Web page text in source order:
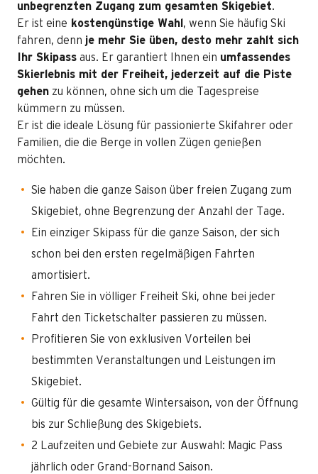
unbegrenzten Zugang zum gesamten Skigebiet.
Er ist eine kostengünstige Wahl , wenn Sie häufig Ski
fahren, denn je mehr Sie üben, desto mehr zahlt sich
Ihr Skipass aus. Er garantiert Ihnen ein umfassendes
Skierlebnis mit der Freiheit, jederzeit auf die Piste
gehen zu können, ohne sich um die Tagespreise
kümmern zu müssen.
Er ist die ideale Lösung für passionierte Skifahrer oder
Familien, die die Berge in vollen Zügen genießen
möchten.
Sie haben die ganze Saison über freien Zugang zum
Skigebiet, ohne Begrenzung der Anzahl der Tage.
Ein einziger Skipass für die ganze Saison, der sich
schon bei den ersten regelmäßigen Fahrten
amortisiert.
Fahren Sie in völliger Freiheit Ski, ohne bei jeder
Fahrt den Ticketschalter passieren zu müssen.
Profitieren Sie von exklusiven Vorteilen bei
bestimmten Veranstaltungen und Leistungen im
Skigebiet.
Gültig für die gesamte Wintersaison, von der Öffnung
bis zur Schließung des Skigebiets.
2 Laufzeiten und Gebiete zur Auswahl: Magic Pass
jährlich oder Grand-Bornand Saison.